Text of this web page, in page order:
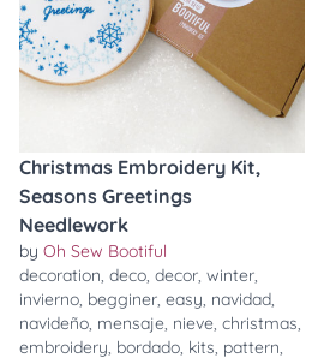
Christmas Embroidery Kit,
Seasons Greetings
Needlework
byOh Sew Bootiful
decoration,deco,decor,winter,
invierno, begginer,easy, navidad,
navideño, mensaje, nieve,christmas,
embroidery, bordado, kits, pattern,